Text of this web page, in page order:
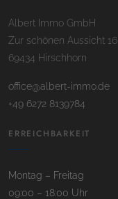
Albert Immo GmbH
Zur schönen Aussicht 16
69434 Hirschhorn
office@albert-immo.de
+49 6272 8139784
ERREICHBARKEIT
Montag – Freitag
09:00 – 18:00 Uhr